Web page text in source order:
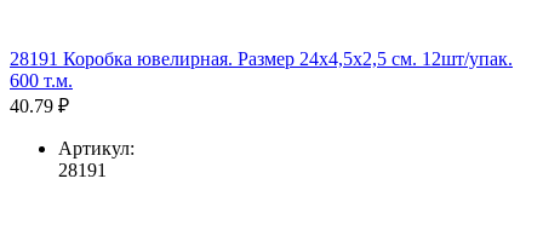
28191 Коробка ювелирная. Размер 24x4,5x2,5 см. 12шт/упак.
600 т.м.
40.79 ₽
Артикул:
28191